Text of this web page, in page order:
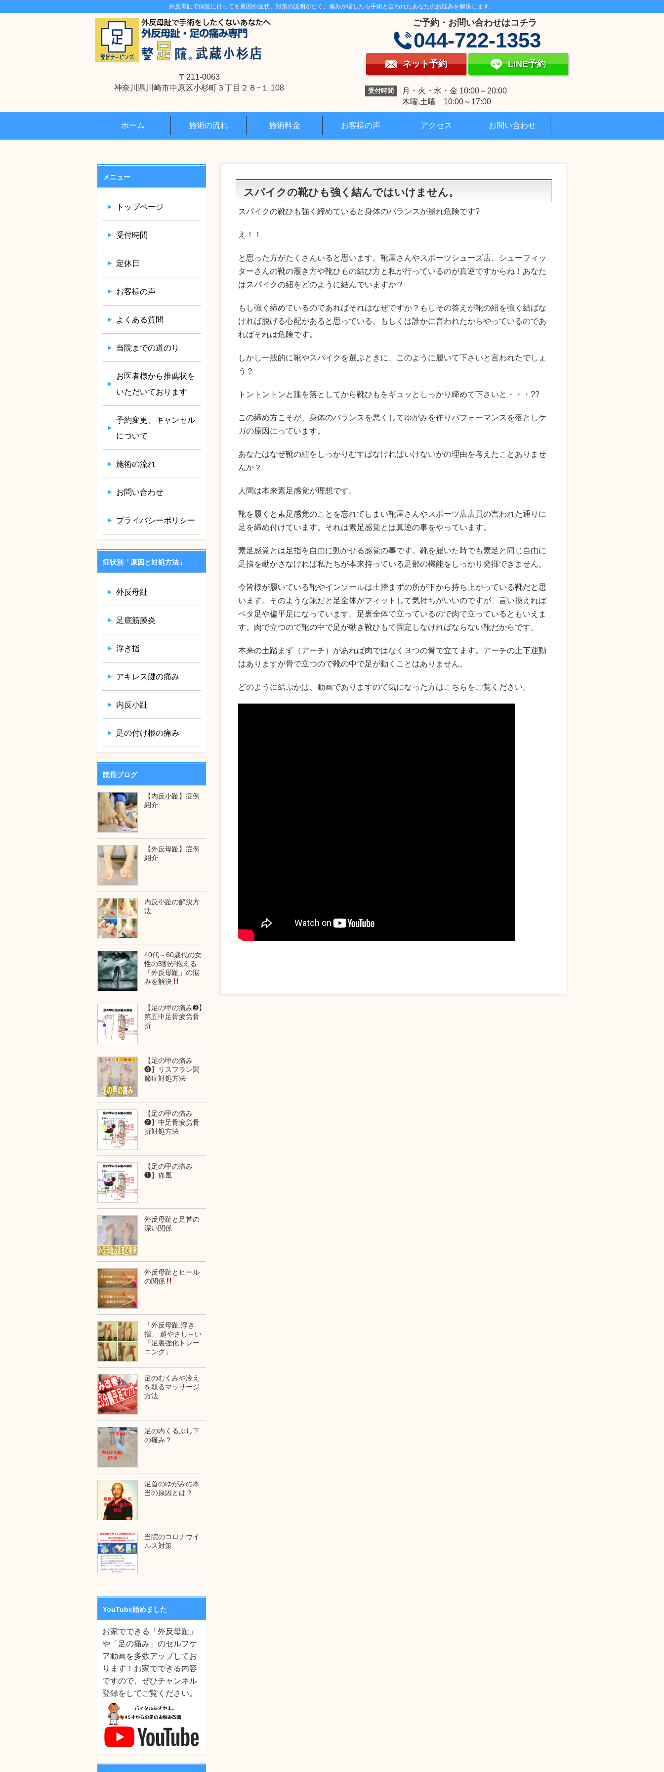
外反母趾で病院に行っても原因や症状、対策の説明がなく、痛みが増したら手術と言われたあなたのお悩みを解決します。
〒211-0063
神奈川県川崎市中原区小杉町３丁目２８−１ 108
ご予約・お問い合わせはコチラ
044-722-1353
ネット予約 LINE予約
受付時間
月・火・水・金 10:00～20:00
木曜.土曜 10:00～17:00
ホーム 施術の流れ 施術料金 お客様の声 アクセス お問い合わせ
スパイクの靴ひも強く結んではいけません。
スパイクの靴ひも強く締めていると身体のバランスが崩れ危険です?
え！！
と思った方がたくさんいると思います。靴屋さんやスポーツシューズ店、シューフィッ
ターさんの靴の履き方や靴ひもの結び方と私が行っているのが真逆ですからね！あなた
はスパイクの紐をどのように結んでいますか？
もし強く締めているのであればそれはなぜですか？もしその答えが靴の紐を強く結ばな
ければ脱げる心配があると思っている、もしくは誰かに言われたからやっているのであ
ればそれは危険です。
しかし一般的に靴やスパイクを選ぶときに、このように履いて下さいと言われたでしょ
う？
トントントンと踵を落としてから靴ひもをギュッとしっかり締めて下さいと・・・??
この締め方こそが、身体のバランスを悪くしてゆがみを作りパフォーマンスを落としケ
ガの原因にっています。
あなたはなぜ靴の紐をしっかりむすばなければいけないかの理由を考えたことありませ
んか？
人間は本来素足感覚が理想です。
靴を履くと素足感覚のことを忘れてしまい靴屋さんやスポーツ店店員の言われた通りに
足を締め付けています。それは素足感覚とは真逆の事をやっています。
素足感覚とは足指を自由に動かせる感覚の事です。靴を履いた時でも素足と同じ自由に
足指を動かさなければ私たちが本来持っている足部の機能をしっかり発揮できません。
今皆様が履いている靴やインソールは土踏まずの所が下から持ち上がっている靴だと思
います。そのような靴だと足全体がフィットして気持ちがいいのですが、言い換えれば
ベタ足や偏平足になっています。足裏全体で立っているので肉で立っているともいえま
す。肉で立つので靴の中で足が動き靴ひもで固定しなければならない靴だからです。
本来の土踏まず（アーチ）があれば肉ではなく３つの骨で立てます。アーチの上下運動
はありますが骨で立つので靴の中で足が動くことはありません。
どのように結ぶかは、動画でありますので気になった方はこちらをご覧ください。
メニュー
トップページ
受付時間
定休日
お客様の声
よくある質問
当院までの道のり
お医者様から推薦状を
いただいております
予約変更、キャンセル
について
施術の流れ
お問い合わせ
プライバシーポリシー
症状別「原因と対処方法」
外反母趾
足底筋膜炎
浮き指
アキレス腱の痛み
内反小趾
足の付け根の痛み
院長ブログ
【内反小趾】症例
紹介
【外反母趾】症例
紹介
内反小趾の解決方
法
40代～60歳代の女
性の3割が抱える
「外反母趾」の悩
みを解決
【足の甲の痛み➌】
第五中足骨疲労骨
折
【足の甲の痛み
❹】リスフラン関
節症対処方法
【足の甲の痛み
❷】中足骨疲労骨
折対処方法
【足の甲の痛み
❶】痛風
外反母趾と足首の
深い関係
外反母趾とヒール
の関係
「外反母趾.浮き
指」 超やさし～い
「足裏強化トレー
ニング」
足のむくみや冷え
を取るマッサージ
方法
足の内くるぶし下
の痛み？
足首のゆがみの本
当の原因とは？
当院のコロナウイ
ルス対策
YouTube始めました
お家でできる「外反母趾」
や「足の痛み」のセルフケ
ア動画を多数アップしてお
ります！お家でできる内容
ですので、ぜひチャンネル
登録をしてご覧ください。